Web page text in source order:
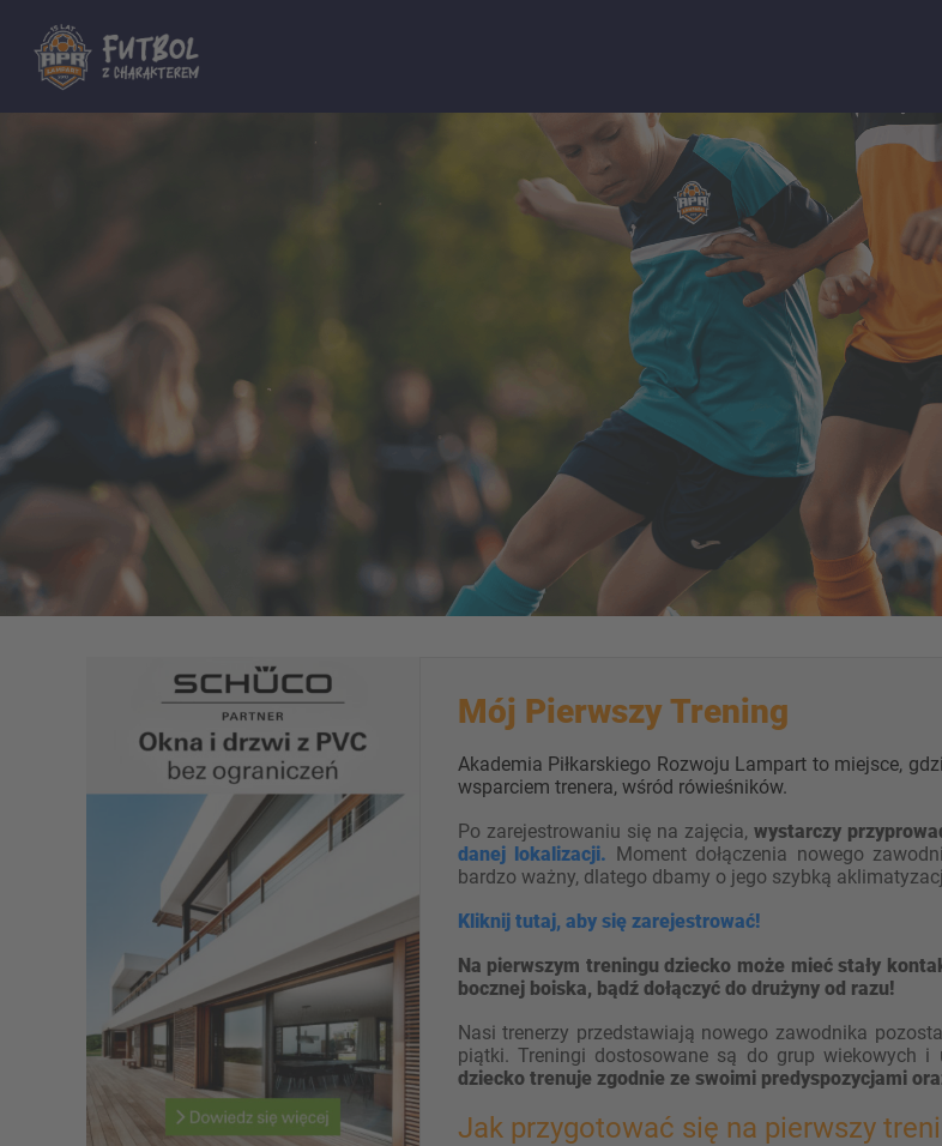
Mój Pierwszy Trening
Akademia Piłkarskiego Rozwoju Lampart to miejsce,
wsparciem trenera, wśród rówieśników.
Po zarejestrowaniu się na zajęcia,wystarczy
danej lokalizacji. Moment dołączenia nowego
bardzo ważny, dlatego dbamy o jego szybką
Kliknij tutaj, aby się zarejestrować!
Na pierwszym treningu dziecko może mieć stały
bocznej boiska, bądź dołączyć do drużyny od razu!
Nasi trenerzy przedstawiają nowego zawodnika
piątki. Treningi dostosowane są do grup wiekowych
dziecko trenuje zgodnie ze swoimi predyspozycjami
Jak przygotować się na pierwszy